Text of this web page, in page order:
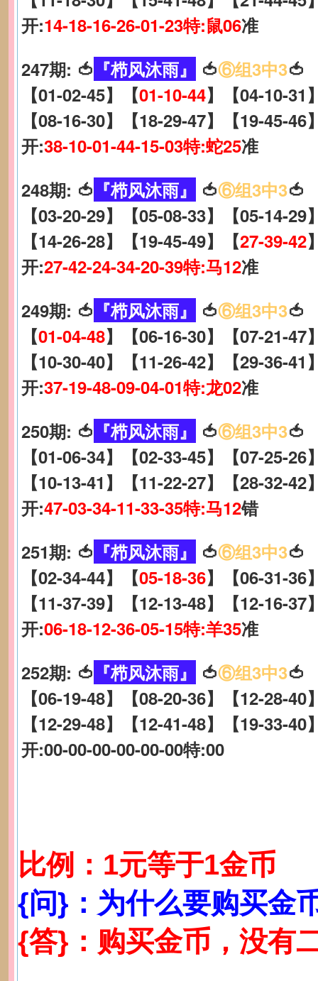
开:14-18-16-26-01-23特:鼠06准
247期: 🍅 『栉风沐雨』 🍅⑥组3中3🍅
【01-02-45】【01-10-44】【04-10-31
【08-16-30】【18-29-47】【19-45-46
开:38-10-01-44-15-03特:蛇25准
248期: 🍅 『栉风沐雨』 🍅⑥组3中3🍅
【03-20-29】【05-08-33】【05-14-29
【14-26-28】【19-45-49】【27-39-42
开:27-42-24-34-20-39特:马12准
249期: 🍅 『栉风沐雨』 🍅⑥组3中3🍅
【01-04-48】【06-16-30】【07-21-47
【10-30-40】【11-26-42】【29-36-41
开:37-19-48-09-04-01特:龙02准
250期: 🍅 『栉风沐雨』 🍅⑥组3中3🍅
【01-06-34】【02-33-45】【07-25-26
【10-13-41】【11-22-27】【28-32-42
开:47-03-34-11-33-35特:马12错
251期: 🍅 『栉风沐雨』 🍅⑥组3中3🍅
【02-34-44】【05-18-36】【06-31-36
【11-37-39】【12-13-48】【12-16-37
开:06-18-12-36-05-15特:羊35准
252期: 🍅 『栉风沐雨』 🍅⑥组3中3🍅
【06-19-48】【08-20-36】【12-28-40
【12-29-48】【12-41-48】【19-33-40
开:00-00-00-00-00-00特:00
比例：1元等于1金币
{问}：为什么要购买金
{答}：购买金币，没有